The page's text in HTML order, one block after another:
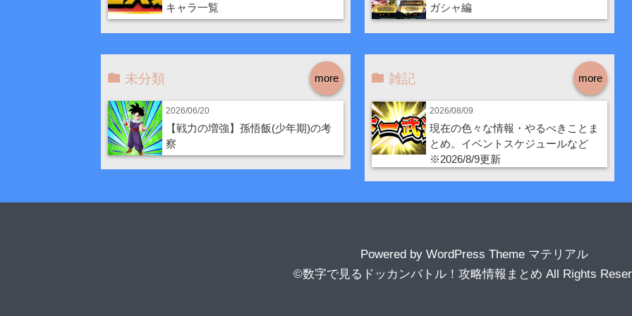
キャラ一覧
ガシャ編
more
未分類
2026/06/20
【戦力の増強】孫悟飯(少年期)の考
察
more
雑記
2026/08/09
現在の色々な情報・やるべきことま
とめ。イベントスケジュールなど
※2026/8/9更新
Powered by WordPress Theme マテリアル
©数字で見るドッカンバトル！攻略情報まとめ All Rights